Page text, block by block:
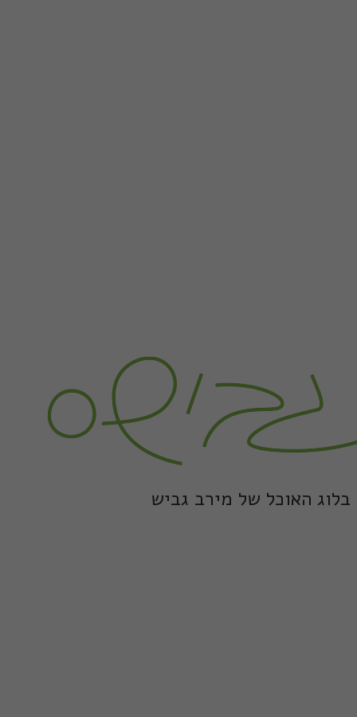
בלוג האוכל של מירב גביש